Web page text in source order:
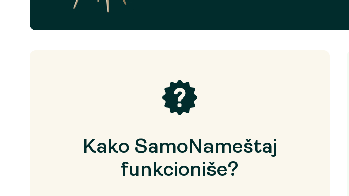
Kako SamoNameštaj
funkcioniše?